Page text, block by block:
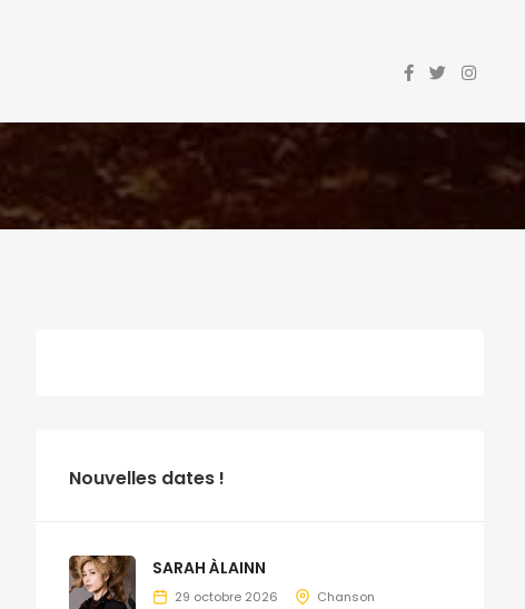
Nouvelles dates !
SARAH ÀLAINN
29 octobre 2026 Chanson